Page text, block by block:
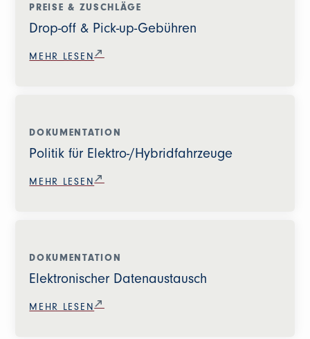
PREISE & ZUSCHLÄGE
Drop-off & Pick-up-Gebühren
MEHR LESEN
DOKUMENTATION
Politik für Elektro-/Hybridfahrzeuge
MEHR LESEN
DOKUMENTATION
Elektronischer Datenaustausch
MEHR LESEN